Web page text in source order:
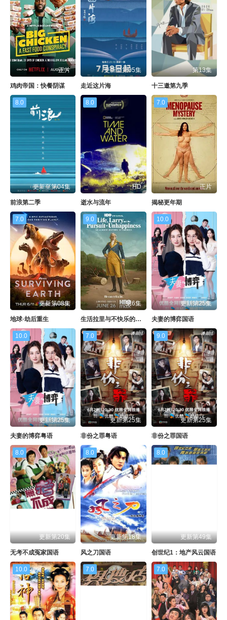
正片
鸡肉帝国：快餐阴谋
更新至第05集
走近这片海
第13集
十三邀第九季
8.0
更新至第04集
前浪第二季
8.0
HD
逝水与流年
7.0
正片
揭秘更年期
7.0
更新第08集
地球·劫后重生
9.0
第6集
生活拉里与不快乐的追求 一部美国史
10.0
更新第25集
夫妻的博弈国语
10.0
更新第25集
夫妻的博弈粤语
7.0
更新第25集
非份之罪粤语
9.0
更新第25集
非份之罪国语
8.0
更新第20集
无考不成冤家国语
8.0
更新第18集
风之刀国语
8.0
更新第49集
创世纪1：地产风云国语
10.0 7.0 7.0